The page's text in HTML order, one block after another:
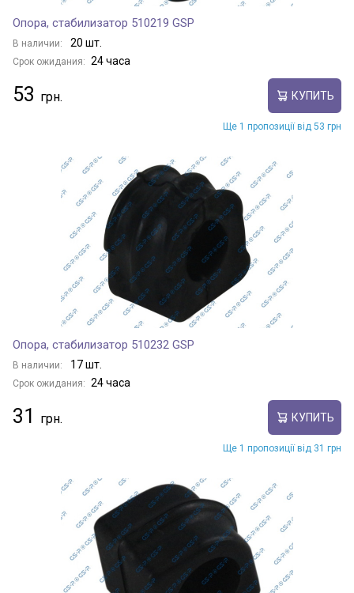
Опора, стабилизатор 510219 GSP
В наличии: 20 шт.
Срок ожидания: 24 часа
53 КУПИТЬ
Ще 1 пропозиції від 53 грн
Опора, стабилизатор 510232 GSP
В наличии: 17 шт.
Срок ожидания: 24 часа
31 КУПИТЬ
Ще 1 пропозиції від 31 грн